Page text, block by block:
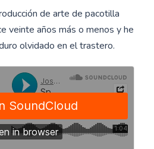
de arte de pacotilla
veinte años más o menos y he
olvidado en el trastero.